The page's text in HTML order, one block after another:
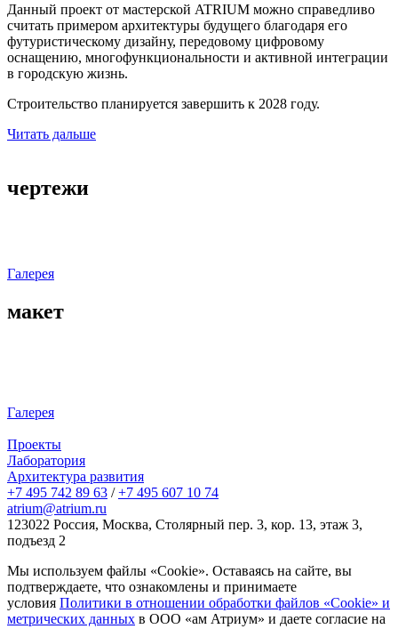
Данный проект от мастерской ATRIUM можно справедливо
считать примером архитектуры будущего благодаря его
футуристическому дизайну, передовому цифровому
оснащению, многофункциональности и активной интеграции
в городскую жизнь.
Строительство планируется завершить к 2028 году.
Читать дальше
чертежи
Галерея
макет
Галерея
Проекты
Лаборатория
Архитектура развития
+7 495 742 89 63 / +7 495 607 10 74
atrium@atrium.ru
123022 Россия, Москва, Столярный пер. 3, кор. 13, этаж 3,
подъезд 2
Мы используем файлы «Cookie». Оставаясь на сайте, вы
подтверждаете, что ознакомлены и принимаете
условия Политики в отношении обработки файлов «Cookie» и
метрических данных в ООО «ам Атриум» и даете согласие на